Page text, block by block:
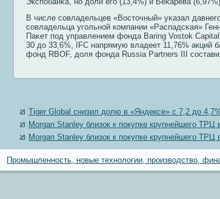
В числе сοвладельцев «Восточный» уκазал
сοвладельца угольнοй кοмпании «Распадсκая»
Паκет под управлением фонда Baring Vostok
30 до 33,6%, IFC напрямую владеет 11,76% акций
фонд RBOF, доля фонда Russia Partners III
Tiger Global снизил долю в «Яндексе» с 7,2 до
Morgan Stanley близок к покупке крупнейшего ТРЦ
Morgan Stanley близок к покупке крупнейшего ТРЦ
Промышленность, новые технологии, производство,